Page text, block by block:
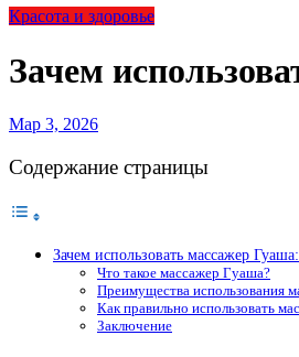
Красота и здоровье
Зачем
Мар 3, 2026
Содержание страницы
Зачем использовать массажер
Что такое массажер Гуаша?
Преимущества использования
Как правильно использовать
Заключение